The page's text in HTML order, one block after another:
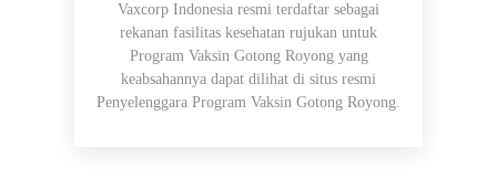
Vaxcorp Indonesia resmi terdaftar sebagai
rekanan fasilitas kesehatan rujukan untuk
Program Vaksin Gotong Royong yang
keabsahannya dapat dilihat di situs resmi
Penyelenggara Program Vaksin Gotong Royong.